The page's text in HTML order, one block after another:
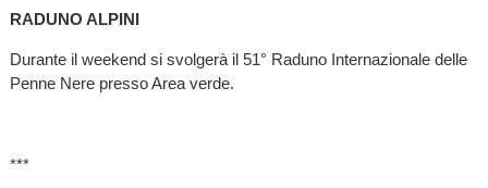
RADUNO ALPINI
Durante il weekend si svolgerà il 51° Raduno Internazionale delle
Penne Nere presso Area verde.
***